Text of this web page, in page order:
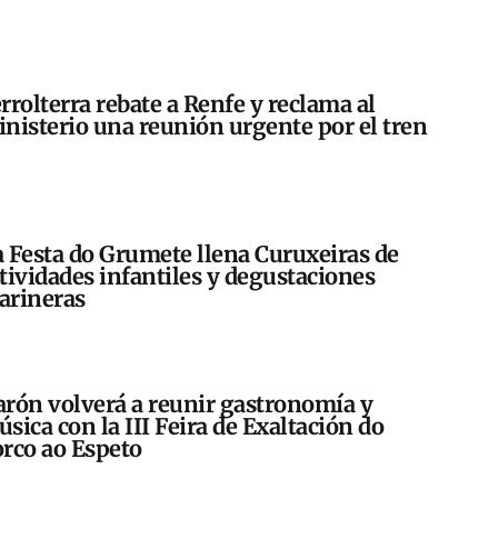
rebate a Renfe y reclama al
una reunión urgente por el tren
Festa do Grumete llena Curuxeiras de
infantiles y degustaciones
volverá a reunir gastronomía y
con la III Feira de Exaltación do
ao Espeto